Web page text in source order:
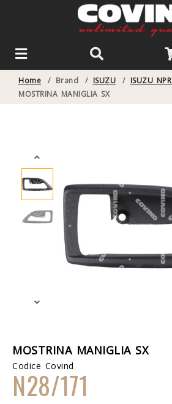
Home / Brand / ISUZU / ISUZU
MOSTRINA MANIGLIA SX
MOSTRINA MANIGLIA SX
Codice Covind
N28/171